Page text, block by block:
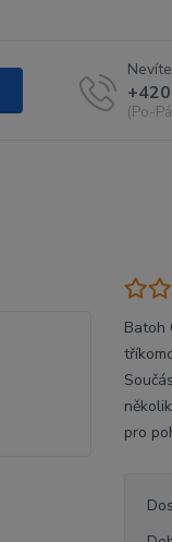
(Po-
Batoh
pro